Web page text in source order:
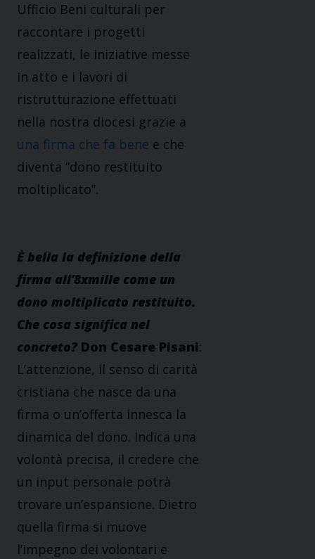
Ufficio Beni culturali per
raccontare i progetti
realizzati, le iniziative messe
in atto e i lavori di
ristrutturazione effettuati
nella nostra diocesi grazie a
una firma che fa bene e che
diventa “dono restituito
moltiplicato”.
È bella la definizione della
firma all’8xmille come un
dono moltiplicato restituito.
Che cosa significa nel
concreto? Don Cesare Pisani:
L’attenzione, il senso di carità
cristiana che nasce da una
firma o un’offerta innesca la
dinamica del dono. Indica una
volontà precisa, il credere che
un input personale potrà
trovare un’espansione. Dietro
quella firma si muove
l’impegno dei volontari e